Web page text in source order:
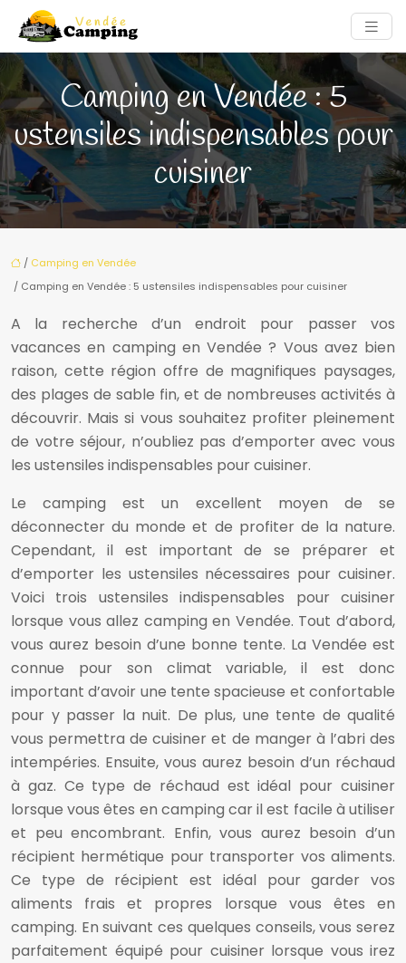
Camping en Vendée : 5
ustensiles indispensables pour
cuisiner
/ Camping en Vendée
/ Camping en Vendée : 5 ustensiles indispensables pour cuisiner
A la recherche d’un endroit pour passer vos
vacances en camping en Vendée ? Vous avez bien
raison, cette région offre de magnifiques paysages,
des plages de sable fin, et de nombreuses activités à
découvrir. Mais si vous souhaitez profiter pleinement
de votre séjour, n’oubliez pas d’emporter avec vous
les ustensiles indispensables pour cuisiner.
Le camping est un excellent moyen de se
déconnecter du monde et de profiter de la nature.
Cependant, il est important de se préparer et
d’emporter les ustensiles nécessaires pour cuisiner.
Voici trois ustensiles indispensables pour cuisiner
lorsque vous allez camping en Vendée. Tout d’abord,
vous aurez besoin d’une bonne tente. La Vendée est
connue pour son climat variable, il est donc
important d’avoir une tente spacieuse et confortable
pour y passer la nuit. De plus, une tente de qualité
vous permettra de cuisiner et de manger à l’abri des
intempéries. Ensuite, vous aurez besoin d’un réchaud
à gaz. Ce type de réchaud est idéal pour cuisiner
lorsque vous êtes en camping car il est facile à utiliser
et peu encombrant. Enfin, vous aurez besoin d’un
récipient hermétique pour transporter vos aliments.
Ce type de récipient est idéal pour garder vos
aliments frais et propres lorsque vous êtes en
camping. En suivant ces quelques conseils, vous serez
parfaitement équipé pour cuisiner lorsque vous irez